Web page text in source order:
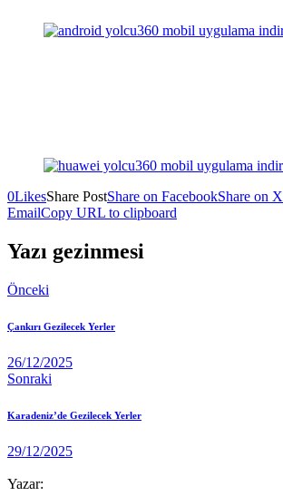
0LikesShare PostShare on FacebookShare on X
EmailCopy URL to clipboard
Yazı gezinmesi
Önceki
Çankırı Gezilecek Yerler
26/12/2025
Sonraki
Karadeniz’de Gezilecek Yerler
29/12/2025
Yazar: